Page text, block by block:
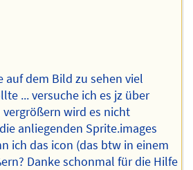
auf dem Bild zu sehen viel
... versuche ich es jz über
wird es nicht
anliegenden Sprite.images
ich das icon (das btw in einem
Danke schonmal für die Hilfe